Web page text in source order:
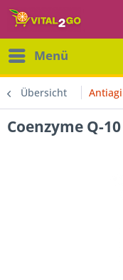
Menü
Übersicht
Coenzyme Q-